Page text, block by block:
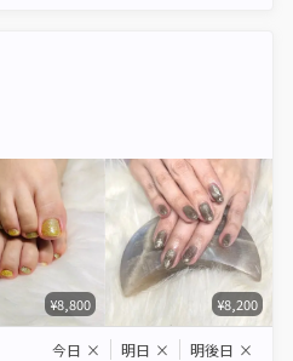
¥8,800 ¥8,200
今日 × 明日 × 明後日 ×